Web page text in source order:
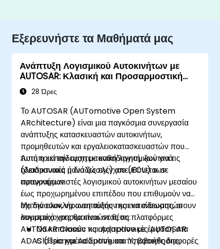
Εξερευνήστε τα Μαθήματά μας
Ανάπτυξη Λογισμικού Αυτοκινήτων με
AUTOSAR: Κλασική και Προσαρμοστική
Πλατφόρμα
28 Ώρες
Το AUTOSAR (AUTomotive Open System
ARchitecture) είναι μια παγκόσμια συνεργασία
ανάπτυξης κατασκευαστών αυτοκινήτων,
προμηθευτών και εργαλειοκατασκευαστών που
τυποποιεί την αρχιτεκτονική λογισμικού για τις
ηλεκτρονικές μονάδες ελέγχου (ECU) των
αυτοκινήτων.
Αυτή η εκπαίδευση με καθοδηγητή, ζωντανά
(διαδικτυακά ή δια ζώσης) απευθύνεται σε
προγραμματιστές λογισμικού αυτοκινήτων μεσαίου
έως προχωρημένου επιπέδου που επιθυμούν να
σχεδιάσουν, να αναπτύξουν και να ενσωματώσουν
λογισμικό χρησιμοποιώντας τις πλατφόρμες
AUTOSAR Classic και Adaptive με έμφαση στα
ADAS (Προηγμένα Συστήματα Υποβοήθησης
Με την ολοκλήρωση αυτής της εκπαίδευσης, οι
συμμετέχοντες θα είναι σε θέση:
Να κατανοούν τις αρχιτεκτονικές AUTOSAR
Classic και Adaptive και τις βασικές διαφορές